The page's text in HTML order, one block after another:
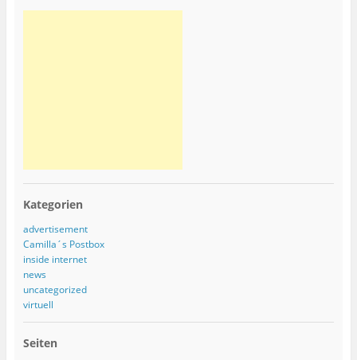
Kategorien
advertisement
Camilla´s Postbox
inside internet
news
uncategorized
virtuell
Seiten